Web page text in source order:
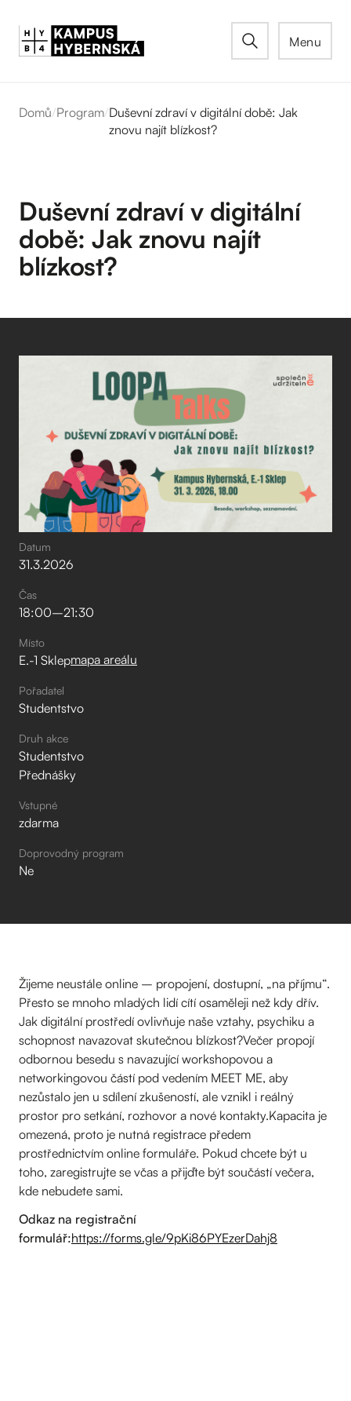
Menu
Domů/Program/Duševní zdraví v digitální době: Jak
znovu najít blízkost?
Duševní zdraví v digitální
době: Jak znovu najít
blízkost?
Datum
31.3.2026
Čas
18:00–⁠21:30
Místo
E.-1 Sklepmapa areálu
Pořadatel
Studentstvo
Druh akce
Studentstvo
Přednášky
Vstupné
zdarma
Doprovodný program
Ne
Žijeme neustále online – propojení, dostupní, „na příjmu“.
Přesto se mnoho mladých lidí cítí osaměleji než kdy dřív.
Jak digitální prostředí ovlivňuje naše vztahy, psychiku a
schopnost navazovat skutečnou blízkost?Večer propojí
odbornou besedu s navazující workshopovou a
networkingovou částí pod vedením MEET ME, aby
nezůstalo jen u sdílení zkušeností, ale vznikl i reálný
prostor pro setkání, rozhovor a nové kontakty.Kapacita je
omezená, proto je nutná registrace předem
prostřednictvím online formuláře. Pokud chcete být u
toho, zaregistrujte se včas a přijďte být součástí večera,
kde nebudete sami.
Odkaz na registrační
formulář:https://forms.gle/9pKi86PYEzerDahj8